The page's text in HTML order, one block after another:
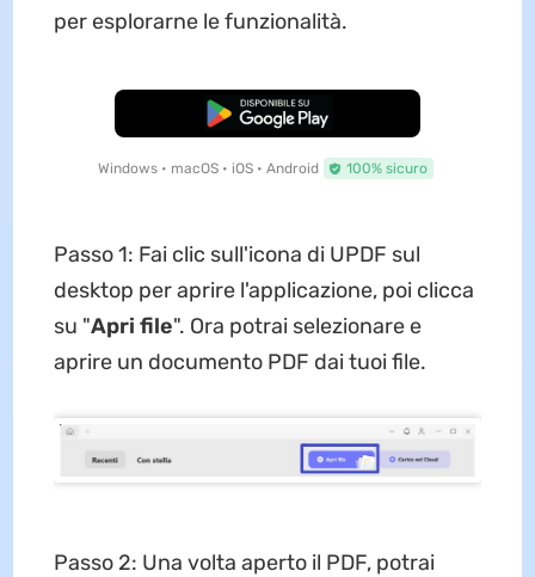
per esplorarne le funzionalità.
Download Gratis
Windows • macOS • iOS • Android 100% sicuro
Passo 1: Fai clic sull'icona di UPDF sul
desktop per aprire l'applicazione, poi clicca
su "Apri file". Ora potrai selezionare e
aprire un documento PDF dai tuoi file.
Passo 2: Una volta aperto il PDF, potrai